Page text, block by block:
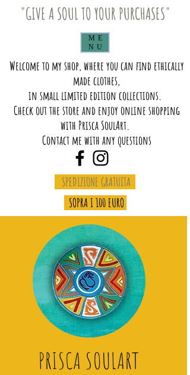
SPEDIZIONE GRATUITA
ME
NU
PRISCA SOULART
"GIVE A SOUL TO YOUR PURCHASES"
Welcome to my shop, where you can find ethically
made clothes,
in small limited edition collections.
Check out the store and enjoy online shopping
with Prisca SoulArt.
Contact me with any questions
SOPRA I 100 EURO